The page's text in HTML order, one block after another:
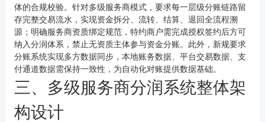
体的合规校验。针对多级服务商模式，要求每一层级分账链路留
存完整交易流水，实现资金拆分、流转、结算、退回全流程溯
源；明确服务商资质绑定规范，特约商户需完成授权签约后方可
纳入分润体系，禁止无资质主体参与资金分账。此外，新规要求
分账系统实现多方数据同步，本地账务数据、平台交易数据、支
付通道数据需保持一致性，为自动化对账提供数据基础。
三、多级服务商分润系统整体架
构设计